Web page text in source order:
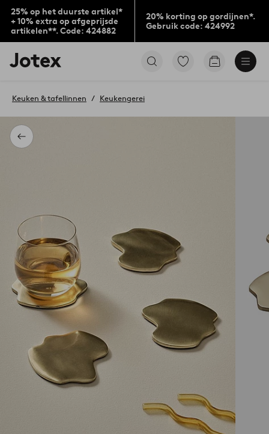
25% op het duurste artikel*
+ 10% extra op afgeprijsde
artikelen**. Code: 424882
20% korting op gordijnen*.
Gebruik code: 424992
Jotex
logo
to
home
page
Ga
Go
Terug
Keuken & tafellinnen Keukengerei